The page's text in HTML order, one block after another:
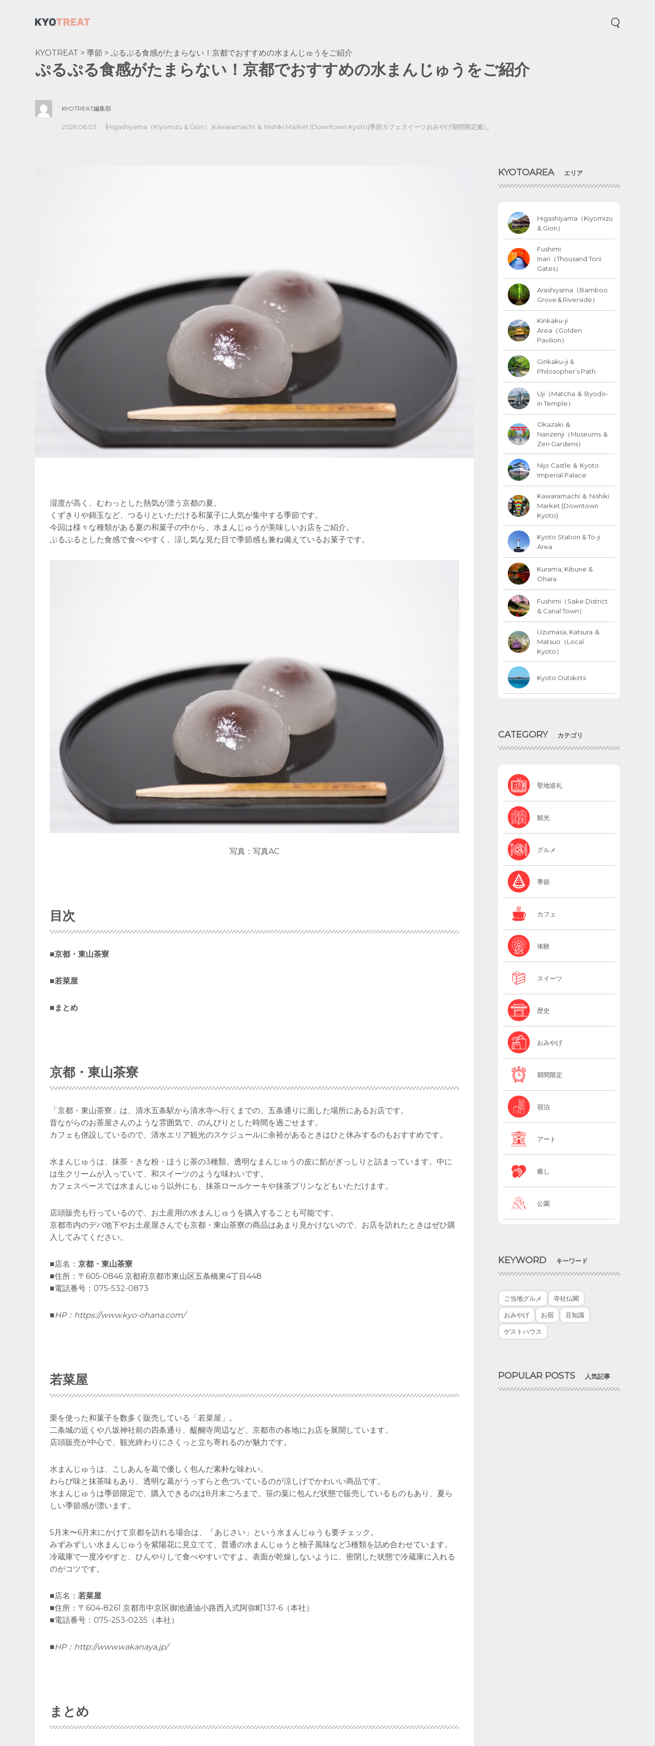
メニューを開
KYOTREAT > 季節 > ぷるぷる食感がたまらない！京都でおすすめの水まんじゅうをご紹介
ぷるぷる食感がたまらない！京都でおすすめの水まんじゅうをご紹介
KYOTREAT編集部
2026.06.03 Higashiyama（Kiyomizu & Gion） Kawaramachi ＆ Nishiki Market (Downtown Kyoto)季節カフェ スイーツおみやげ期間限定癒し
湿度が高く、むわっとした熱気が漂う京都の夏。
くずきりや錦玉など、つるりといただける和菓子に人気が集中する季節です。
今回は様々な種類がある夏の和菓子の中から、水まんじゅうが美味しいお店をご紹介。
ぷるぷるとした食感で食べやすく、涼し気な見た目で季節感も兼ね備えているお菓子です。
写真：写真AC
目次
■京都・東山茶寮
■若菜屋
■ まとめ
京都・東山茶寮
「京都・東山茶寮」は、清水五条駅から清水寺へ行くまでの、五条通りに面した場所にあるお店です。
昔ながらのお茶屋さんのような雰囲気で、のんびりとした時間を過ごせます。
カフェも併設しているので、清水エリア観光のスケジュールに余裕があるときはひと休みするのもおすすめです。
水まんじゅうは、抹茶・きな粉・ほうじ茶の3種類。透明なまんじゅうの皮に餡がぎっしりと詰まっています。中に
は生クリームが入っていて、和スイーツのような味わいです。
カフェスペースでは水まんじゅう以外にも、抹茶ロールケーキや抹茶プリンなどもいただけます。
店頭販売も行っているので、お土産用の水まんじゅうを購入することも可能です。
京都市内のデパ地下やお土産屋さんでも京都・東山茶寮の商品はあまり見かけないので、お店を訪れたときはぜひ購
入してみてください。
■店名： 京都・東山茶寮
■住所：〒605-0846 京都府京都市東山区五条橋東4丁目448
■電話番号：075-532-0873
■HP： https://www.kyo-ohana.com/
若菜屋
栗を使った和菓子を数多く販売している「若菜屋」。
二条城の近くや八坂神社前の四条通り、醍醐寺周辺など、京都市の各地にお店を展開しています。
店頭販売が中心で、観光終わりにさくっと立ち寄れるのが魅力です。
水まんじゅうは、こしあんを葛で優しく包んだ素朴な味わい。
わらび味と抹茶味もあり、透明な葛がうっすらと色づいているのが涼しげでかわいい商品です。
水まんじゅうは季節限定で、購入できるのは8月末ごろまで。笹の葉に包んだ状態で販売しているものもあり、夏ら
しい季節感が漂います。
5月末〜6月末にかけて京都を訪れる場合は、「あじさい」という水まんじゅうも要チェック。
みずみずしい水まんじゅうを紫陽花に見立てて、普通の水まんじゅうと柚子風味など3種類を詰め合わせています。
冷蔵庫で一度冷やすと、ひんやりして食べやすいですよ。表面が乾燥しないように、密閉した状態で冷蔵庫に入れる
のがコツです。
■店名： 若菜屋
■住所：〒604-8261 京都市中京区御池通油小路西入式阿弥町137-6（本社）
■電話番号：075-253-0235（本社）
■HP： http://www.wakanaya.jp/
まとめ
KYOTOAREA エリア
Higashiyama（Kiyomizu
& Gion）
Fushimi
Inari（Thousand Torii
Gates）
Arashiyama（Bamboo
Grove＆Riverside）
Kinkaku-ji
Area（Golden
Pavilion）
Ginkaku-ji &
Philosopher’s Path
Uji（Matcha ＆ Byodo-
in Temple）
Okazaki ＆
Nanzenji（Museums ＆
Zen Gardens）
Nijo Castle ＆ Kyoto
Imperial Palace
Kawaramachi ＆ Nishiki
Market (Downtown
Kyoto)
Kyoto Station & To-ji
Area
Kurama, Kibune &
Ohara
Fushimi（Sake District
& Canal Town）
Uzumasa, Katsura ＆
Matsuo（Local
Kyoto）
Kyoto Outskirts
CATEGORY カテゴリ
聖地巡礼
観光
グルメ
季節
カフェ
体験
スイーツ
歴史
おみやげ
期間限定
宿泊
アート
癒し
公園
KEYWORD キーワード
ご当地グルメ 寺社仏閣
おみやげ お宿 豆知識
ゲストハウス
POPULAR POSTS 人気記事